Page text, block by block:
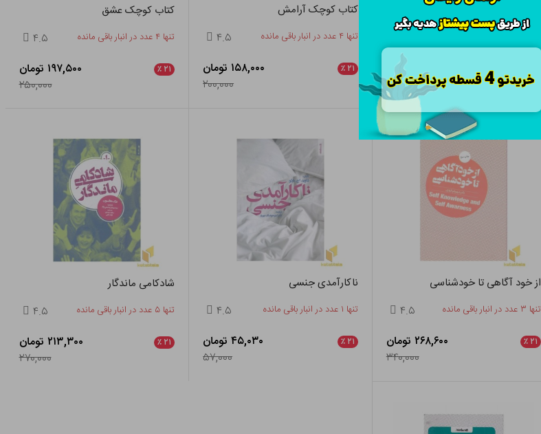
کوچینگ در دیدگاه اگزیستانسیالیسم
۲۰۵,۴۰۰ تومان
۲۶۰,۰۰۰
کتاب کوچک آرامش
تنها ۴ عدد در انبار باقی مانده ۴.۵
۲۱ ٪
۱۵۸,۰۰۰ تومان
۲۰۰,۰۰۰
کتاب کوچک عشق
تنها ۴ عدد در انبار باقی مانده ۴.۵
۲۱ ٪
۱۹۷,۵۰۰ تومان
۲۵۰,۰۰۰
از خود آگاهی تا خودشناسی
تنها ۳ عدد در انبار باقی مانده ۴.۵
۲۱ ٪
۲۶۸,۶۰۰ تومان
۳۴۰,۰۰۰
ناکارآمدی جنسی
تنها ۱ عدد در انبار باقی مانده ۴.۵
۲۱ ٪
۴۵,۰۳۰ تومان
۵۷,۰۰۰
شادکامی ماندگار
تنها ۵ عدد در انبار باقی مانده ۴.۵
۲۱ ٪
۲۱۳,۳۰۰ تومان
۲۷۰,۰۰۰